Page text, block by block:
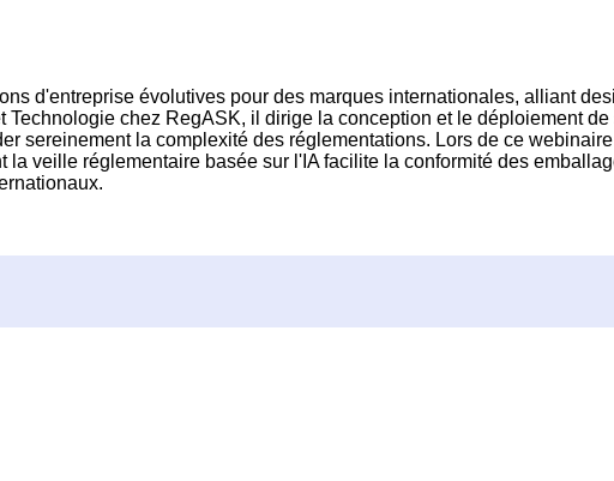
d'entreprise évolutives pour des marques internationales, alliant
chez RegASK, il dirige la conception et le déploiement
sereinement la complexité des réglementations. Lors de ce
veille réglementaire basée sur l'IA facilite la conformité des